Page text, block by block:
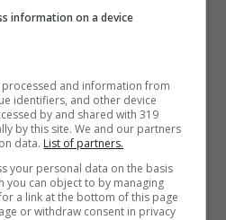
in più occasioni il tempo
è che la maggior
sono all’indietro o in
perdere l’inerzia del
La colpa non è
se è l’unico giocatore
spogliatoi dopo
information on a device
and information from
identifiers, and other device
by and shared with 319
by this site. We and our partners
data. List of partners.
your personal data on the basis
you can object to by managing
a link at the bottom of this page
or withdraw consent in privacy